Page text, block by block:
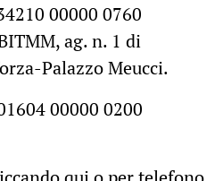
00000 0760
ag. n. 1 di
Palazzo Meucci.
00000 0200